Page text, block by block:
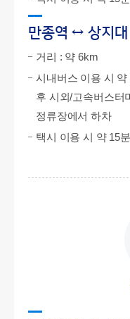
만종역 ↔ 상지대
거리 : 약 6km
시내버스 이용 시 약
후 시외/고속버스터
정류장에서 하차
택시 이용 시 약 15